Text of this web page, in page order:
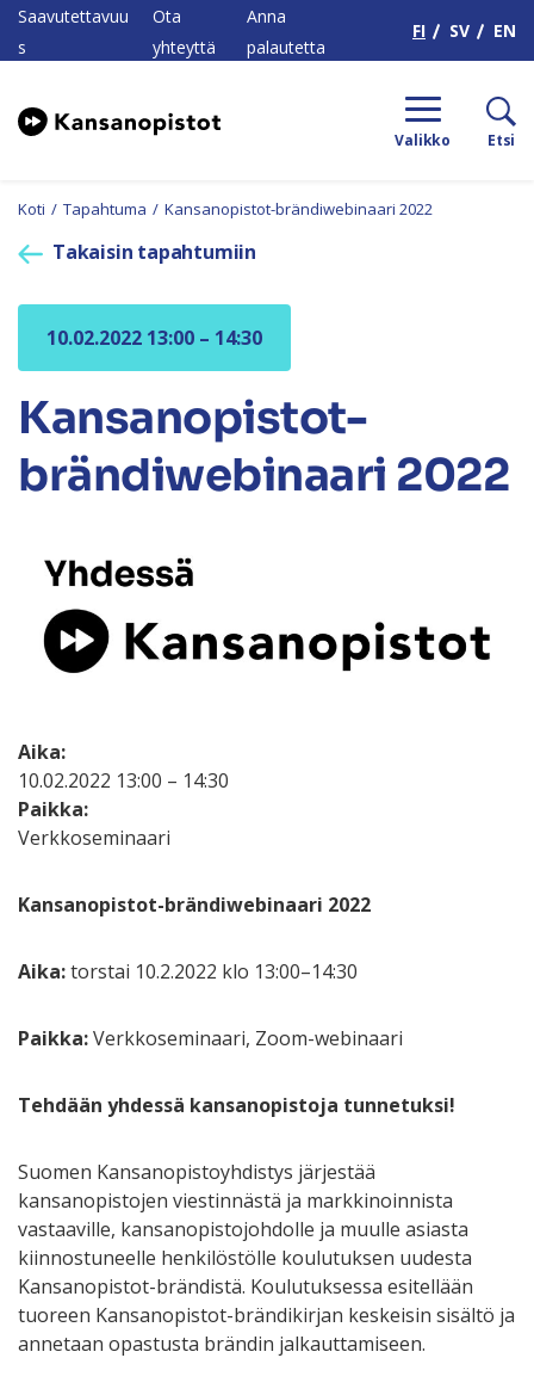
Saavutettavuu
s
Ota
yhteyttä
Anna
palautetta
FI SV EN
Valikko Etsi
Koti / Tapahtuma / Kansanopistot-brändiwebinaari 2022
Takaisin tapahtumiin
10.02.2022 13:00 – 14:30
Kansanopistot-
brändiwebinaari 2022
Aika:
10.02.2022 13:00 – 14:30
Paikka:
Verkkoseminaari
Kansanopistot-brändiwebinaari 2022
Aika:torstai 10.2.2022 klo 13:00–14:30
Paikka:Verkkoseminaari, Zoom-webinaari
Tehdään yhdessä kansanopistoja tunnetuksi!
Suomen Kansanopistoyhdistys järjestää
kansanopistojen viestinnästä ja markkinoinnista
vastaaville, kansanopistojohdolle ja muulle asiasta
kiinnostuneelle henkilöstölle koulutuksen uudesta
Kansanopistot-brändistä. Koulutuksessa esitellään
tuoreen Kansanopistot-brändikirjan keskeisin sisältö ja
annetaan opastusta brändin jalkauttamiseen.